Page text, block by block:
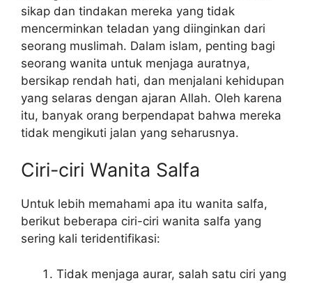
sikap dan tindakan mereka yang tidak
mencerminkan teladan yang diinginkan dari
seorang muslimah. Dalam islam, penting bagi
seorang wanita untuk menjaga auratnya,
bersikap rendah hati, dan menjalani kehidupan
yang selaras dengan ajaran Allah. Oleh karena
itu, banyak orang berpendapat bahwa mereka
tidak mengikuti jalan yang seharusnya.
Ciri-ciri Wanita Salfa
Untuk lebih memahami apa itu wanita salfa,
berikut beberapa ciri-ciri wanita salfa yang
sering kali teridentifikasi:
Tidak menjaga aurar, salah satu ciri yang